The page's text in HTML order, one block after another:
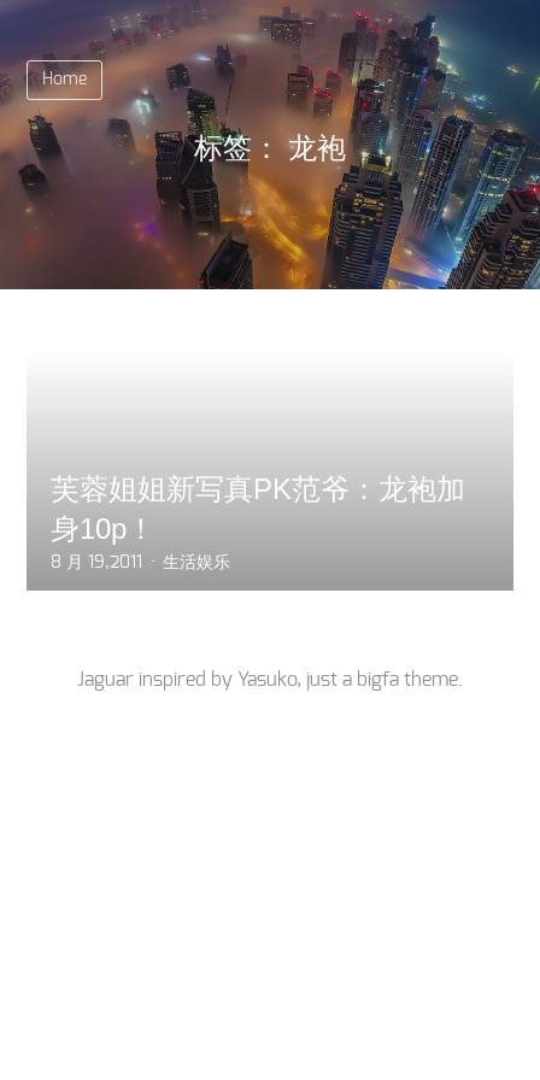
Home
标签：龙袍
芙蓉姐姐新写真PK范爷：龙袍加
身10p！
8 月 19,2011 生活娱乐
Jaguar inspired by Yasuko, just a bigfa theme.